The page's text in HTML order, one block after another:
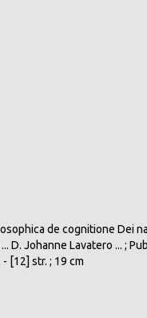
de cognitione Dei
Johanne Lavatero ... ;
[12] str. ; 19 cm